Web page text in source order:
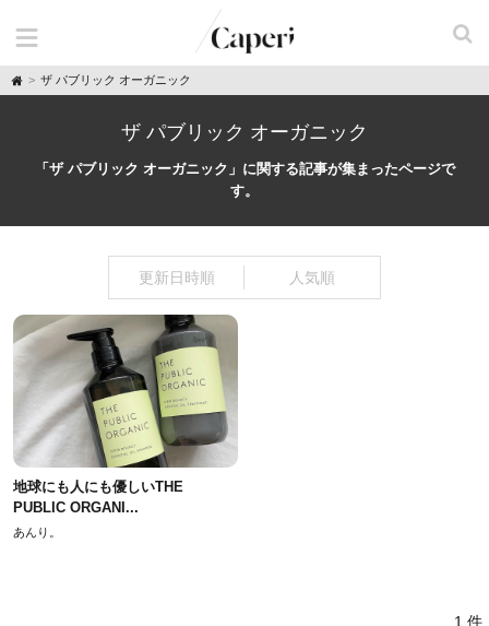
H
o
ザ パブリック オーガニック
ザ パブリック オーガニック
「ザ パブリック オーガニック」に関する記事が集まったページで
す。
更新日時順 人気順
地球にも人にも優しいTHE
PUBLIC ORGANI...
あんり。
1 件